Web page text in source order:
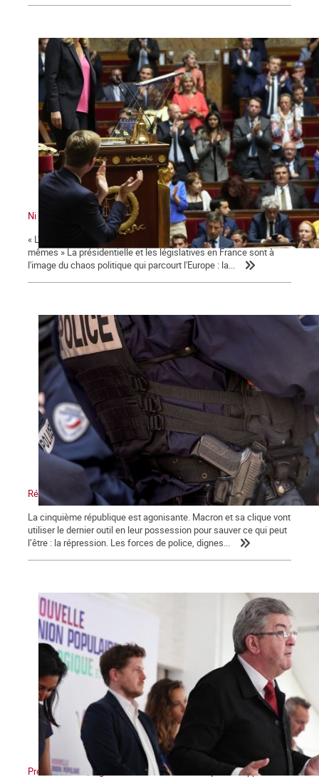
Ni le gouvernement ni l'Assemblée ne nous représente !
« L'émancipation des travailleurs sera l'œuvre des travailleurs eux-
mêmes » La présidentielle et les législatives en France sont à
l'image du chaos politique qui parcourt l'Europe : la...
Répression, maître-mot de la macronie.
La cinquième république est agonisante. Macron et sa clique vont
utiliser le dernier outil en leur possession pour sauver ce qui peut
l’être : la répression. Les forces de police, dignes...
Présidentielles, législatives : Non au front unique des appareils !